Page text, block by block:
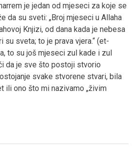
je jedan od mjeseci za koje se
da su sveti: „Broj mjeseci u Allaha
Knjizi, od dana kada je nebesa
su sveta; to je prava vjera.“ (et-
to su još mjeseci zul kade i zul
da je sve što postoji stvorio
svake stvorene stvari, bila
ili ono što mi nazivamo „živim